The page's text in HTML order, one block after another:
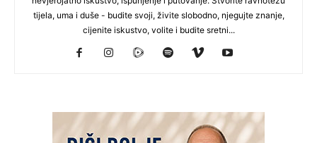
tijela, uma i duše - budite svoji, živite slobodno, njegujte znanje,
cijenite iskustvo, volite i budite sretni...